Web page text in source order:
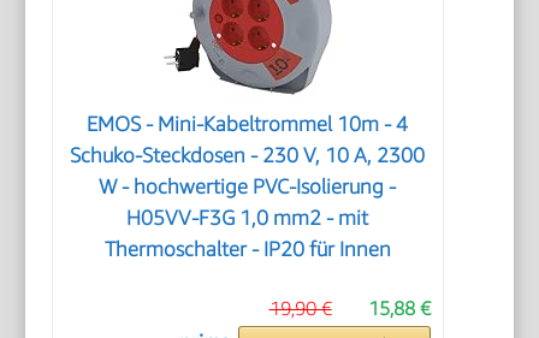
EMOS - Mini-Kabeltrommel 10m - 4
Schuko-Steckdosen - 230 V, 10 A, 2300
W - hochwertige PVC-Isolierung -
H05VV-F3G 1,0 mm2 - mit
Thermoschalter - IP20 für Innen
15,88 €
19,90 €